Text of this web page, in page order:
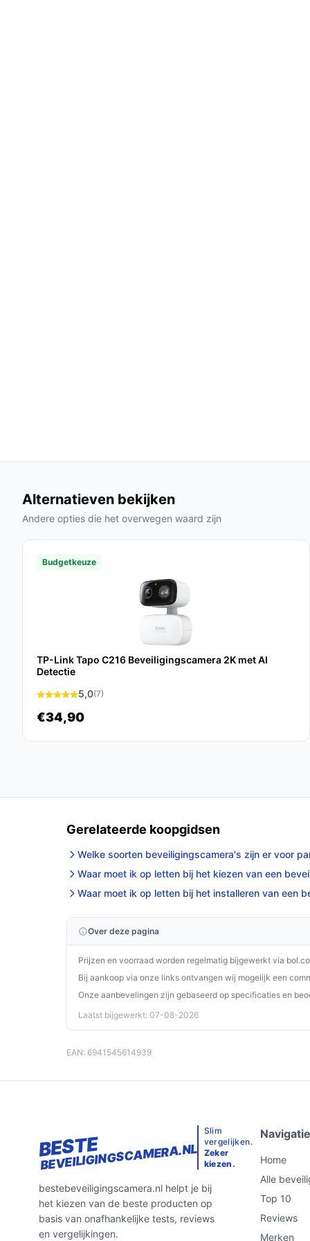
Is dit geschikt voor buitengebruik?
certificering voor water- en stofbestendigheid.
Wat zijn de belangrijkste verschillen met andere
De H8c 2K+ biedt een superieure beeldkwaliteit
maakt dan statische modellen die beperkte
Samenvattend is de EZVIZ H8c 2K+ een slimme
betrouwbare en veelzijdige beveiligingscamera.
gebruiksgemak biedt deze camera de
wat perfect past bij jouw behoeften!
Alternatieven bekijken
Andere opties die het overwegen waard zijn
Budgetkeuze
TP-Link Tapo C216 Beveiligingscamera 2K met AI
Detectie
5,0(7)
€34,90
Gerelateerde koopgidsen
Welke soorten beveiligingscamera's zijn er voor
Waar moet ik op letten bij het kiezen van een
Waar moet ik op letten bij het installeren van een
Over deze pagina
Prijzen en voorraad worden regelmatig bijgewerkt via
Bij aankoop via onze links ontvangen wij mogelijk een
Onze aanbevelingen zijn gebaseerd op specificaties en
Laatst bijgewerkt: 07-08-2026
EAN: 6941545614939
BESTE
BEVEILIGINGSCAMERA.NL
Slim
vergelijken.
Zeker
kiezen.
bestebeveiligingscamera.nl helpt je bij
het kiezen van de beste producten op
basis van onafhankelijke tests, reviews
en vergelijkingen.
Navigatie
Home
Alle
Top 10
Reviews
Merken